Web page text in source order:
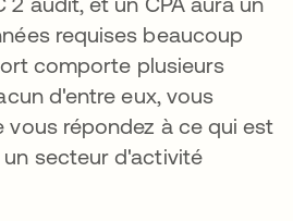
requises beaucoup
comporte plusieurs
d'entre eux, vous
vous répondez à ce qui est
secteur d'activité